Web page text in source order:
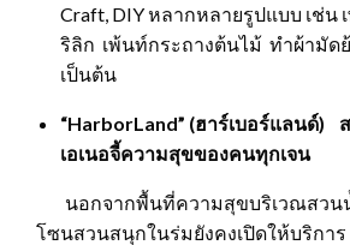
Craft, DIY หลากหลายรูปแบบ เช่น
ริลิก เพ้นท์กระถางต้นไม้ ทำผ้ามัด
เป็นต้น
“HarborLand” (ฮาร์เบอร์แลนด์)
เอเนอจี้ความสุขของคนทุกเจน
นอกจากพื้นที่ความสุขบริเวณสวนน้
โซนสวนสนุกในร่มยังคงเปิดให้บริกา